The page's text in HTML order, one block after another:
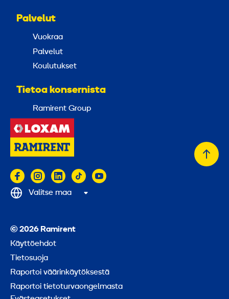
Palvelut
Vuokraa
Palvelut
Koulutukset
Tietoa konsernista
Ramirent Group
© 2026 Ramirent
Käyttöehdot
Tietosuoja
Raportoi väärinkäytöksestä
Raportoi tietoturvaongelmasta
Valitse maa